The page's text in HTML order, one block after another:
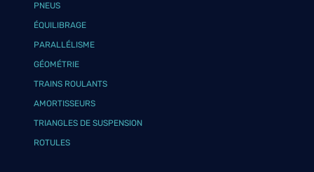
PNEUS
ÉQUILIBRAGE
PARALLÉLISME
GÉOMÉTRIE
TRAINS ROULANTS
AMORTISSEURS
TRIANGLES DE SUSPENSION
ROTULES